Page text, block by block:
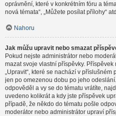
oprávnění, které v konkrétním fóru a
nová témata“, „Můžete posílat přílohy“
Nahoru
Jak můžu upravit nebo smazat
Pokud nejste administrátor nebo
mazat svoje vlastní příspěvky.
„Upravit“, které se nachází v
jen po omezenou dobu po jeho
odpověděl a vy se do tématu vrátíte,
uvedeno kolikrát a kdy jste příspěvek
případě, že někdo do tématu pošle
moderátor nebo administrátor upraví